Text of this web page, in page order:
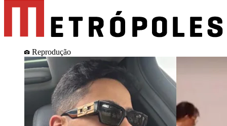
Reprodução